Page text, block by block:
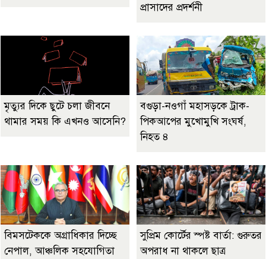
প্রাসাদের প্রদর্শনী
মৃত্যুর দিকে ছুটে চলা জীবনে
থামার সময় কি এখনও আসেনি?
বগুড়া-নওগাঁ মহাসড়কে ট্রাক-
পিকআপের মুখোমুখি সংঘর্ষ,
নিহত ৪
বিমসটেককে অগ্রাধিকার দিচ্ছে
নেপাল, আঞ্চলিক সহযোগিতা
সুপ্রিম কোর্টের স্পষ্ট বার্তা: গুরুতর
অপরাধ না থাকলে ছাত্র